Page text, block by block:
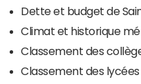
Dette et budget de
Climat et historique
Classement des
Classement des